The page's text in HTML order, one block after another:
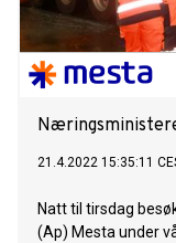
21.4.2022 15:35:11
Natt til tirsdag
(Ap) Mesta under